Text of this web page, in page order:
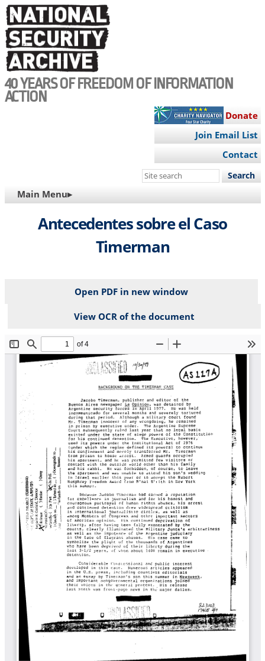
Skip
to
main
content
40 YEARS OF FREEDOM OF INFORMATION
ACTION
Donate
Join Email List
Contact
Search
site
MAIN
NAVIGATION
Main Menu▸
Antecedentes sobre el Caso
Timerman
Open PDF in new window
View OCR of the document
File